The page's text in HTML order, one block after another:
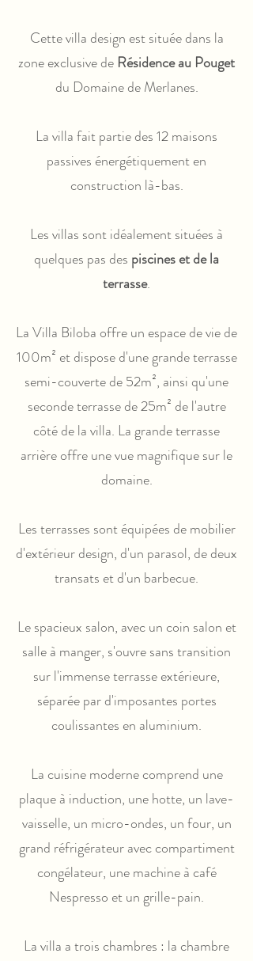
Cette villa design est située dans la
zone exclusive de Résidence au Pouget
du Domaine de Merlanes.
La villa fait partie des 12 maisons
passives énergétiquement en
construction là-bas.
Les villas sont idéalement situées à
quelques pas des piscines et de la
terrasse.
La Villa Biloba offre un espace de vie de
100m² et dispose d'une grande terrasse
semi-couverte de 52m², ainsi qu'une
seconde terrasse de 25m² de l'autre
côté de la villa. La grande terrasse
arrière offre une vue magnifique sur le
domaine.
Les terrasses sont équipées de mobilier
d'extérieur design, d'un parasol, de deux
transats et d'un barbecue.
Le spacieux salon, avec un coin salon et
salle à manger, s'ouvre sans transition
sur l'immense terrasse extérieure,
séparée par d'imposantes portes
coulissantes en aluminium.
La cuisine moderne comprend une
plaque à induction, une hotte, un lave-
vaisselle, un micro-ondes, un four, un
grand réfrigérateur avec compartiment
congélateur, une machine à café
Nespresso et un grille-pain.
La villa a trois chambres : la chambre